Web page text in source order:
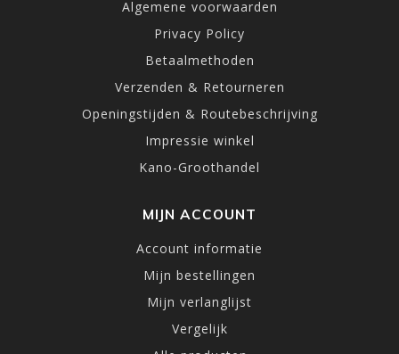
Algemene voorwaarden
Privacy Policy
Betaalmethoden
Verzenden & Retourneren
Openingstijden & Routebeschrijving
Impressie winkel
Kano-Groothandel
MIJN ACCOUNT
Account informatie
Mijn bestellingen
Mijn verlanglijst
Vergelijk